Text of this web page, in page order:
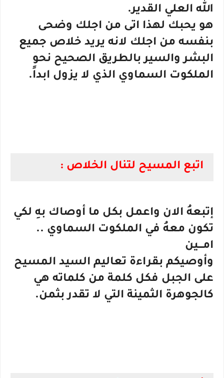
الله العلي القدير.
هو يحبك لهذا اتى من اجلك وضحى
بنفسه من اجلك لانه يريد خلاص جميع
البشر والسير بالطريق الصحيح نحو
الملكوت السماوي الذي لا يزول ابداً.
اتبع المسيح لتنال الخلاص :
إتبعهُ الان واعمل بكل ما أوصاك بهِ لكي
تكون معهُ في الملكوت السماوي ..
امـــين
وأوصيكم بقراءة تعاليم السيد المسيح
على الجبل فكل كلمة من كلماته هي
كالجوهرة الثمينة التي لا تقدر بثمن.